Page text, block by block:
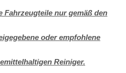
Fahrzeugteile nur gemäß den
oder empfohlene
Reiniger.